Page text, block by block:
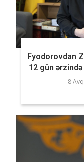
Fyodorovdan
12 gün
8